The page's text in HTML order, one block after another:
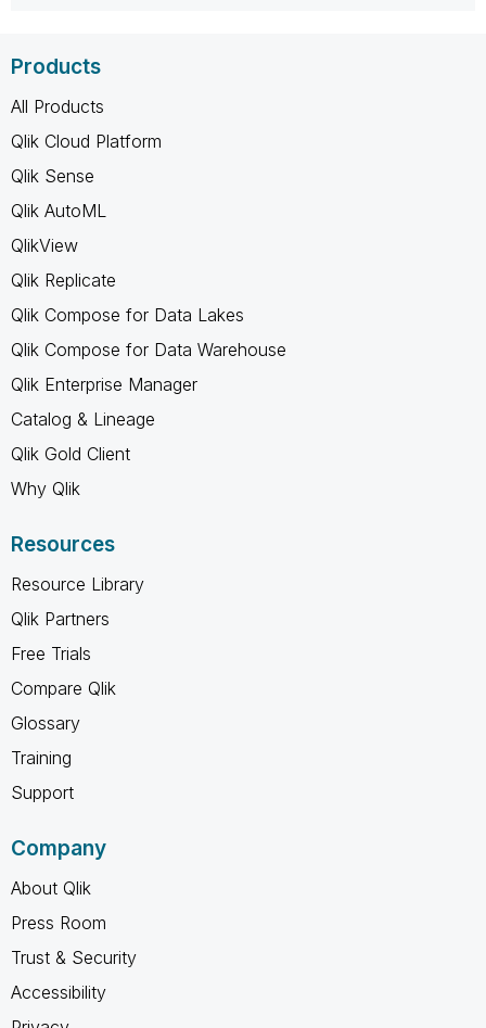
Products
All Products
Qlik Cloud Platform
Qlik Sense
Qlik AutoML
QlikView
Qlik Replicate
Qlik Compose for Data Lakes
Qlik Compose for Data Warehouse
Qlik Enterprise Manager
Catalog & Lineage
Qlik Gold Client
Why Qlik
Resources
Resource Library
Qlik Partners
Free Trials
Compare Qlik
Glossary
Training
Support
Company
About Qlik
Press Room
Trust & Security
Accessibility